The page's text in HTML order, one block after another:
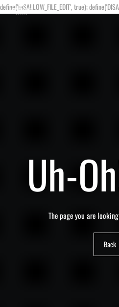
define('DISALLOW_FILE_EDIT', true);
Uh-
The page you are
Back